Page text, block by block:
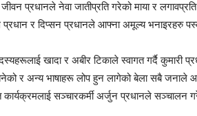
प्रधानले नेवा जातीप्रति गरेको माया र
र दिप्सन प्रधानले आफ्ना अमूल्य भनाइरहरु
खादा र अबीर टिकाले स्वागत गर्दै कुमारी
र अन्य भाषाहरू लोप हुन लागेको बेला सबै जनाले
सञ्चारकर्मी अर्जुन प्रधानले सञ्चालन